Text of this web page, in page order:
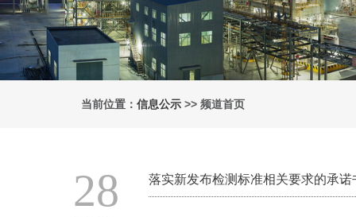
当前位置： 信息公示 >> 频道首页
28 落实新发布检测标准相关要求的承诺